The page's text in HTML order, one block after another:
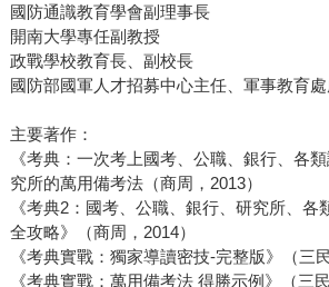
國防通識教育學會副理事長
開南大學專任副教授
政戰學校教育長、副校長
國防部國軍人才招募中心主任、軍事教育
主要著作：
《考典：一次考上國考、公職、銀行、各
究所的萬用備考法（商周，2013）
《考典2：國考、公職、銀行、研究所、各
全攻略》（商周，2014）
《考典實戰：獨家導讀密技-完整版》（三
《考典實戰：萬用備考法 得勝示例》（三